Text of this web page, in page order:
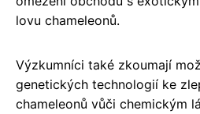
lovu chameleonů.
Výzkumníci také zkoumají
genetických technologií ke
chameleonů vůči chemickým